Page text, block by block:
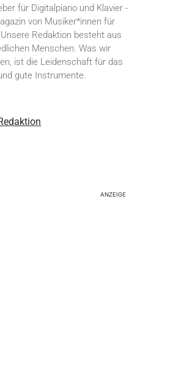
für Digitalpiano und Klavier -
von Musiker*innen für
Redaktion besteht aus
Menschen. Was wir
ist die Leidenschaft für das
gute Instrumente.
ANZEIGE